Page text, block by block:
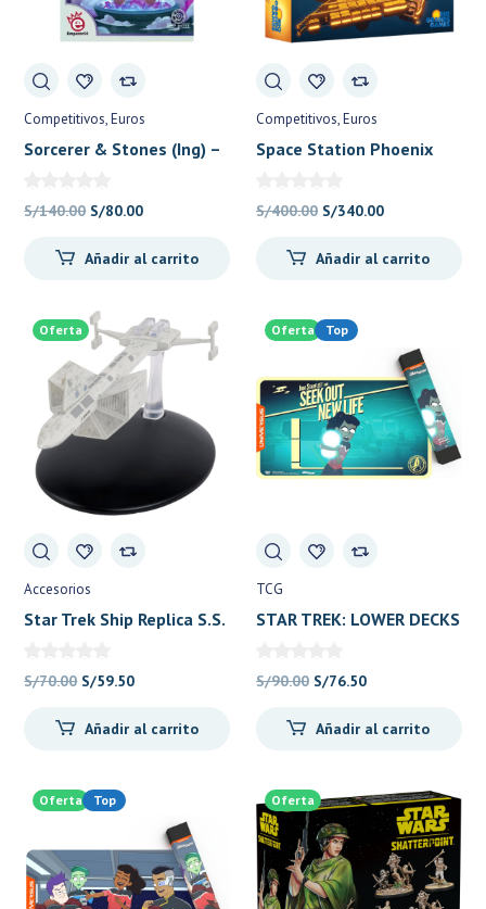
Competitivos Euros
Sorcerer & Stones (Ing) –
S/140.00 El
original
S/140.00.
S/80.00El
actual
S/80.00.
Añadir al carrito
Competitivos Euros
Space Station Phoenix
S/400.00 El
original
S/340.00El
actual
Añadir al carrito
Oferta
Accesorios
Star Trek Ship Replica S.S.
S/70.00 El
original
S/59.50El
actual
Añadir al carrito
Oferta Top
TCG
STAR TREK: LOWER DECKS
S/90.00 El
original
S/76.50El
actual
Añadir al carrito
Oferta Top Oferta